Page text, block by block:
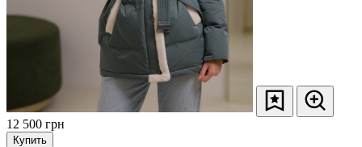
12 500 грн
Купить